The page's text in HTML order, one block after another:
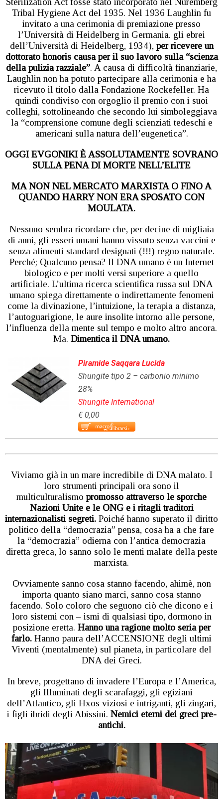
Tribal Hygiene Act del 1935. Nel 1936 Laughlin fu
invitato a una cerimonia di premiazione presso
l’Università di Heidelberg in Germania. gli ebrei
dell’Università di Heidelberg, 1934),per ricevere un
dottorato honoris causa per il suo lavoro sulla “scienza
della pulizia razziale”. A causa di difficoltà finanziarie,
Laughlin non ha potuto partecipare alla cerimonia e ha
ricevuto il titolo dalla Fondazione Rockefeller. Ha
quindi condiviso con orgoglio il premio con i suoi
colleghi, sottolineando che secondo lui simboleggiava
la “comprensione comune degli scienziati tedeschi e
americani sulla natura dell’eugenetica”.
OGGI EVGONIKI È ASSOLUTAMENTE SOVRANO
SULLA PENA DI MORTE NELL’ELITE
MA NON NEL MERCATO MARXISTA O FINO A
QUANDO HARRY NON ERA SPOSATO CON
MOULATA.
Nessuno sembra ricordare che, per decine di migliaia
di anni, gli esseri umani hanno vissuto senza vaccini e
senza alimenti standard designati (!!!) regno naturale.
Perché; Qualcuno pensa? Il DNA umano è un Internet
biologico e per molti versi superiore a quello
artificiale. L’ultima ricerca scientifica russa sul DNA
umano spiega direttamente o indirettamente fenomeni
come la divinazione, l’intuizione, la terapia a distanza,
l’autoguarigione, le aure insolite intorno alle persone,
l’influenza della mente sul tempo e molto altro ancora.
Ma. Dimentica il DNA umano.
Piramide Saqqara Lucida
Shungite tipo 2 – carbonio minimo
28%
Shungite International
€ 0,00
Viviamo già in un mare incredibile di DNA malato. I
loro strumenti principali ora sono il
multiculturalismo promosso attraverso le sporche
Nazioni Unite e le ONG e i ritagli traditori
internazionalisti segreti. Poiché hanno superato il diritto
politico della “democrazia” pensa, cosa ha a che fare
la “democrazia” odierna con l’antica democrazia
diretta greca, lo sanno solo le menti malate della peste
marxista.
Ovviamente sanno cosa stanno facendo, ahimè, non
importa quanto siano marci, sanno cosa stanno
facendo. Solo coloro che seguono ciò che dicono e i
loro sistemi con – ismi di qualsiasi tipo, dormono in
posizione eretta. Hanno una ragione molto seria per
farlo. Hanno paura dell’ACCENSIONE degli ultimi
Viventi (mentalmente) sul pianeta, in particolare del
DNA dei Greci.
In breve, progettano di invadere l’Europa e l’America,
gli Illuminati degli scarafaggi, gli egiziani
dell’Atlantico, gli Hxos viziosi e intriganti, gli zingari,
i figli ibridi degli Abissini. Nemici eterni dei greci pre-
antichi.